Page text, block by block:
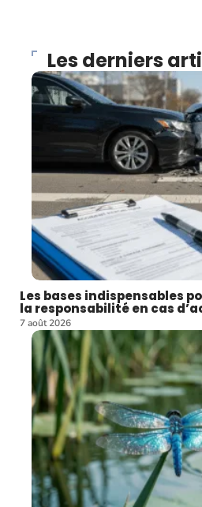
Les derniers
Les bases indispensables
la responsabilité en cas
7 août 2026